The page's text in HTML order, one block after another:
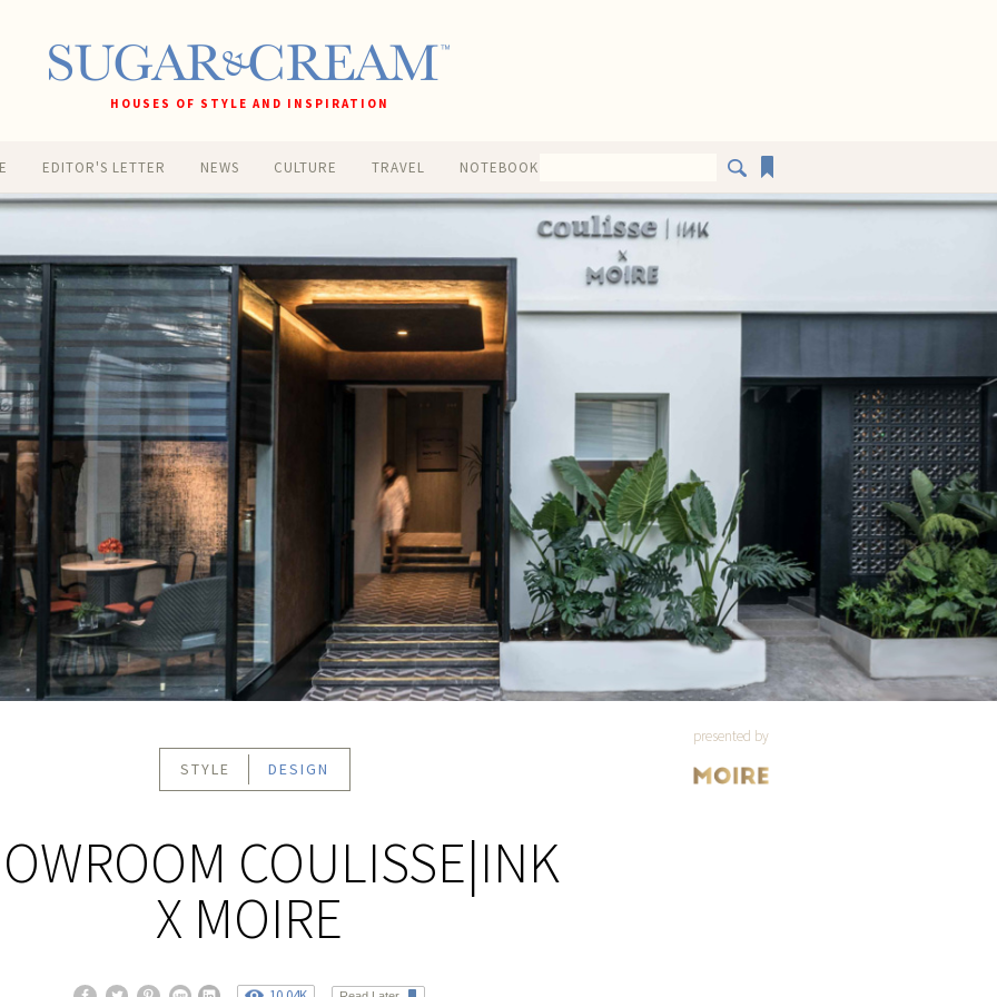
HOUSES OF STYLE AND INSPIRATION
EDITOR'S LETTER NEWS CULTURE TRAVEL NOTEBOOK
STYLE DESIGN
presented by
COULISSE|INK
X MOIRE